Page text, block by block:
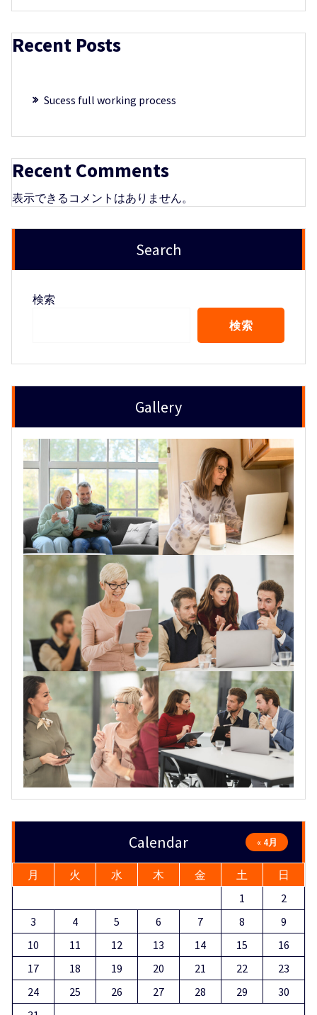
Recent Posts
Sucess full working process
Recent Comments
表示できるコメントはありません。
Search
検索
検索
Gallery
Calendar
月 火 水 木 金 土
日
1
2
3
4 5 6 7 8
9
10
11 12 13 14 15
16
17
18 19 20 21 22
23
24
25 26 27 28 29
30
« 4月